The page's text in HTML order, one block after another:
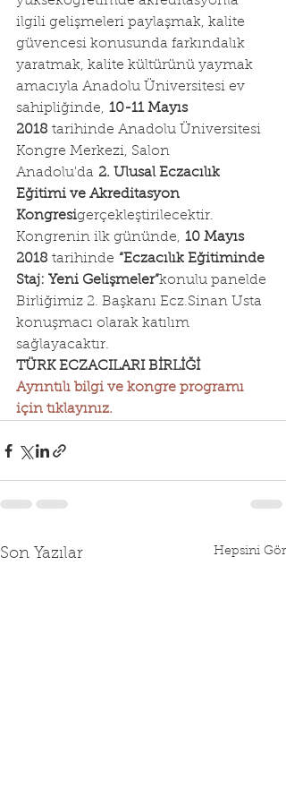
ilgili gelişmeleri paylaşmak, kalite
güvencesi konusunda farkındalık
yaratmak, kalite kültürünü yaymak
amacıyla Anadolu Üniversitesi ev
sahipliğinde, 10-11 Mayıs
2018 tarihinde Anadolu Üniversitesi
Kongre Merkezi, Salon
Anadolu'da 2. Ulusal Eczacılık
Eğitimi ve Akreditasyon
Kongresigerçekleştirilecektir.
Kongrenin ilk gününde, 10 Mayıs
2018 tarihinde “Eczacılık Eğitiminde
Staj: Yeni Gelişmeler”konulu panelde
Birliğimiz 2. Başkanı Ecz.Sinan Usta
konuşmacı olarak katılım
sağlayacaktır.
TÜRK ECZACILARI BİRLİĞİ
Ayrıntılı bilgi ve kongre programı
için tıklayınız.
Son Yazılar Hepsini Gör